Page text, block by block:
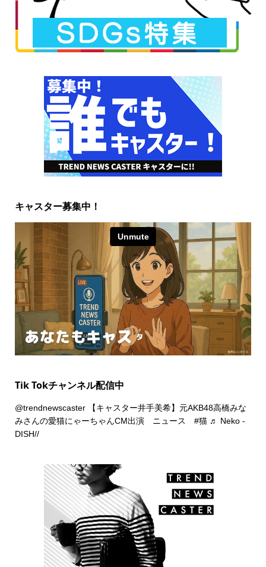
キャスター募集中！
Tik Tokチャンネル配信中
@trendnewscaster【キャスター井手美希】元AKB48高橋みな
みさんの愛猫にゃーちゃんCM出演 ニュース #猫 ♬ Neko -
DISH//